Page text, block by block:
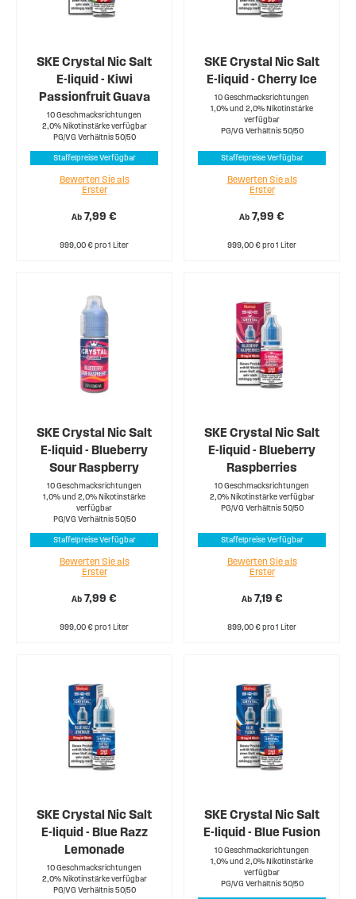
SKE Crystal Nic Salt
E-liquid - Kiwi
Passionfruit Guava
10 Geschmacksrichtungen
2,0% Nikotinstärke verfügbar
PG/VG Verhältnis 50/50
Staffelpreise Verfügbar
Ab 7,99 €
Bewerten Sie als
Erster
999,00 € pro 1 Liter
SKE Crystal Nic Salt
E-liquid - Cherry Ice
10 Geschmacksrichtungen
1,0% und 2,0% Nikotinstärke
verfügbar
PG/VG Verhältnis 50/50
Staffelpreise Verfügbar
Ab 7,99 €
Bewerten Sie als
Erster
999,00 € pro 1 Liter
SKE Crystal Nic Salt
E-liquid - Blueberry
Sour Raspberry
10 Geschmacksrichtungen
1,0% und 2,0% Nikotinstärke
verfügbar
PG/VG Verhältnis 50/50
Staffelpreise Verfügbar
Ab 7,99 €
Bewerten Sie als
Erster
999,00 € pro 1 Liter
SKE Crystal Nic Salt
E-liquid - Blueberry
Raspberries
10 Geschmacksrichtungen
2,0% Nikotinstärke verfügbar
PG/VG Verhältnis 50/50
Staffelpreise Verfügbar
Ab 7,19 €
Bewerten Sie als
Erster
899,00 € pro 1 Liter
SKE Crystal Nic Salt
E-liquid - Blue Razz
Lemonade
10 Geschmacksrichtungen
2,0% Nikotinstärke verfügbar
PG/VG Verhältnis 50/50
SKE Crystal Nic Salt
E-liquid - Blue Fusion
10 Geschmacksrichtungen
1,0% und 2,0% Nikotinstärke
verfügbar
PG/VG Verhältnis 50/50